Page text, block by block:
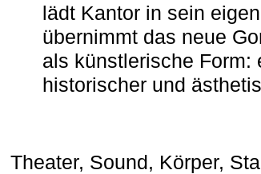
lädt Kantor in sein
übernimmt das neue
als künstlerische Form:
historischer und
Theater, Sound, Körper,